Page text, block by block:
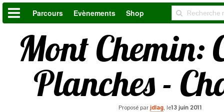
Parcours Evènements Shop
Mont Chemin:
Planches -
Proposé parjdlag, le13 juin 2011